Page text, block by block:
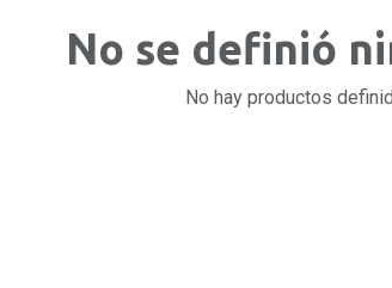
No se definió
No hay productos